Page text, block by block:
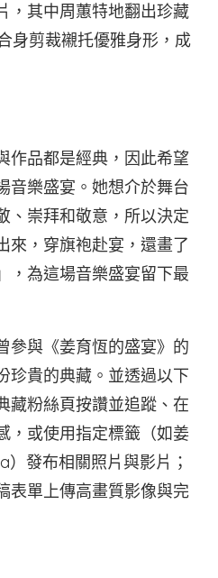
，其中周蕙特地翻出珍藏
身剪裁襯托優雅身形，成
作品都是經典，因此希望
音樂盛宴。她想介於舞台
、崇拜和敬意，所以決定
來，穿旗袍赴宴，還畫了
，為這場音樂盛宴留下最
參與《姜育恆的盛宴》的
珍貴的典藏。並透過以下
藏粉絲頁按讚並追蹤、在
，或使用指定標籤（如姜
發布相關照片與影片；
表單上傳高畫質影像與完